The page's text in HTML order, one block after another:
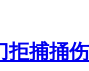
拒捕捅